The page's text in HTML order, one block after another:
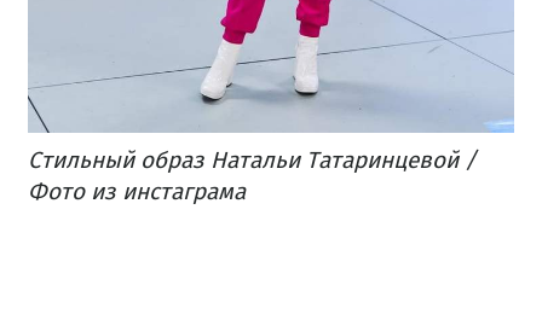
Стильный образ Натальи Татаринцевой /
Фото из инстаграма